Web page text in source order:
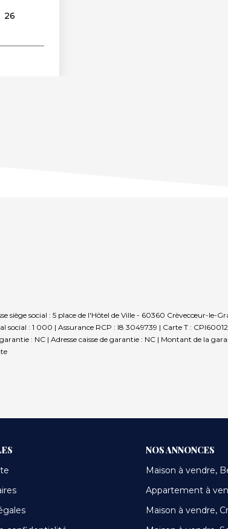
26
siège social : 5 place de l'Hôtel de Ville - 60360 Crèvecœur-le-
social : 1 000 | Assurance RCP : I8 3049739 | Carte T :
: NC | Adresse caisse de garantie : NC | Montant de la
NOS ANNONCES
Maison à vendre,
Appartement à
Maison à vendre,